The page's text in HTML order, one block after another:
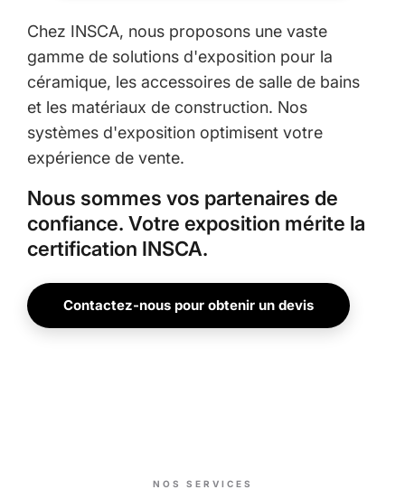
Chez INSCA, nous proposons une vaste
gamme de solutions d'exposition pour la
céramique, les accessoires de salle de bains
et les matériaux de construction. Nos
systèmes d'exposition optimisent votre
expérience de vente.
Nous sommes vos partenaires de
confiance. Votre exposition mérite la
certification INSCA.
Contactez-nous pour obtenir un devis
NOS SERVICES